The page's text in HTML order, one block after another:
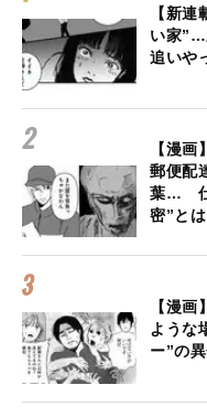
【新
い家”…
追いや
【漫
郵便配
葉… 仕
密”とは
【漫
ような
ー”の